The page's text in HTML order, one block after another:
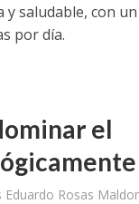
saludable, con
por día.
el
Eduardo Rosas